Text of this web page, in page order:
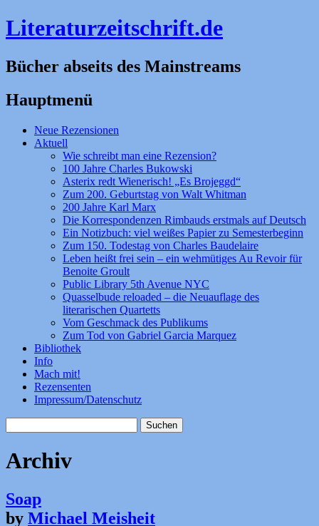
Literaturzeitschrift.de
Bücher abseits des Mainstreams
Hauptmenü
Zum
Inhalt
Neue Rezensionen
Aktuell
Wie schreibt man eine Rezension?
100 Jahre Charles Bukowski
Asterix redt Wienerisch! „Es Brojeggd“
Zum 200. Geburtstag von Walt Whitman
200 Jahre Karl Marx
Die Korrespondenzen Rimbauds erstmals auf Deutsch
Ein Notizbuch: viel weißes Papier zu Semesterbeginn
Zum 150. Todestag von Charles Baudelaire
Leben heißt frei sein – ein wehmütiges Au Revoir für
Benoite Groult
Public Library 5th Avenue NYC
Quasselbude reloaded – die Neuauflage des
literarischen Quartetts
Vom Geschmack des Publikums
Zum Tod von Gabriel Garcia Marquez
Bibliothek
Info
Mach mit!
Rezensenten
Impressum/Datenschutz
nach:
Archiv
Soap
by Michael Meisheit